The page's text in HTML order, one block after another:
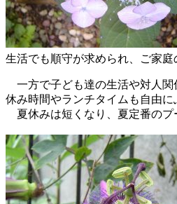
生活でも順守が求められ、ご家
一方で子ども達の生活や対人関
休み時間やランチタイムも自由
夏休みは短くなり、夏定番のプ